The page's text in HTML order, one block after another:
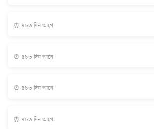
⏰ ৪৮৩ দিন আগে
⏰ ৪৮৩ দিন আগে
⏰ ৪৮৩ দিন আগে
⏰ ৪৮৩ দিন আগে